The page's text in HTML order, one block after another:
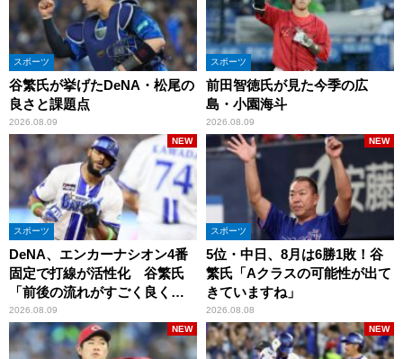
スポーツ
谷繁氏が挙げたDeNA・松尾の
良さと課題点
2026.08.09
スポーツ
前田智徳氏が見た今季の広
島・小園海斗
2026.08.09
スポーツ
DeNA、エンカーナシオン4番
固定で打線が活性化 谷繁氏
「前後の流れがすごく良くな
りましたね」
2026.08.09
NEW
スポーツ
5位・中日、8月は6勝1敗！谷
繁氏「Aクラスの可能性が出て
きていますね」
2026.08.08
NEW
NEW NEW